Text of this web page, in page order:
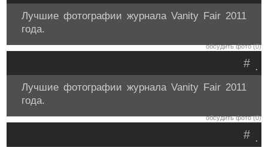
Лучшие фотографии журнала Vanity Fair 2011
года.
обсудить фото (0)
.
#
Лучшие фотографии журнала Vanity Fair 2011
года.
обсудить фото (0)
.
#